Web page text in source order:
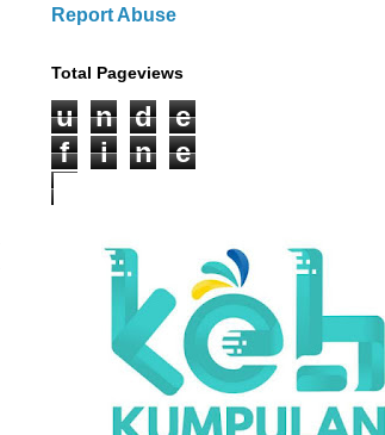
Report Abuse
Total Pageviews
u n d
e
f
i n
e